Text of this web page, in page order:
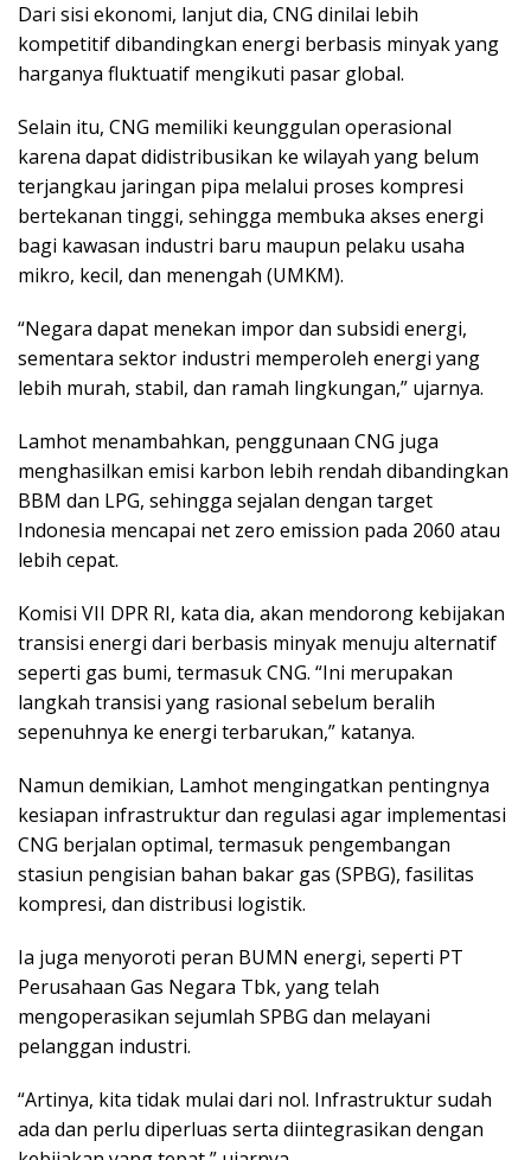
Dari sisi ekonomi, lanjut dia, CNG dinilai lebih
kompetitif dibandingkan energi berbasis minyak yang
harganya fluktuatif mengikuti pasar global.
Selain itu, CNG memiliki keunggulan operasional
karena dapat didistribusikan ke wilayah yang belum
terjangkau jaringan pipa melalui proses kompresi
bertekanan tinggi, sehingga membuka akses energi
bagi kawasan industri baru maupun pelaku usaha
mikro, kecil, dan menengah (UMKM).
“Negara dapat menekan impor dan subsidi energi,
sementara sektor industri memperoleh energi yang
lebih murah, stabil, dan ramah lingkungan,” ujarnya.
Lamhot menambahkan, penggunaan CNG juga
menghasilkan emisi karbon lebih rendah dibandingkan
BBM dan LPG, sehingga sejalan dengan target
Indonesia mencapai net zero emission pada 2060 atau
lebih cepat.
Komisi VII DPR RI, kata dia, akan mendorong kebijakan
transisi energi dari berbasis minyak menuju alternatif
seperti gas bumi, termasuk CNG. “Ini merupakan
langkah transisi yang rasional sebelum beralih
sepenuhnya ke energi terbarukan,” katanya.
Namun demikian, Lamhot mengingatkan pentingnya
kesiapan infrastruktur dan regulasi agar implementasi
CNG berjalan optimal, termasuk pengembangan
stasiun pengisian bahan bakar gas (SPBG), fasilitas
kompresi, dan distribusi logistik.
Ia juga menyoroti peran BUMN energi, seperti PT
Perusahaan Gas Negara Tbk, yang telah
mengoperasikan sejumlah SPBG dan melayani
pelanggan industri.
“Artinya, kita tidak mulai dari nol. Infrastruktur sudah
ada dan perlu diperluas serta diintegrasikan dengan